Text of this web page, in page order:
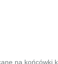
na końcówki